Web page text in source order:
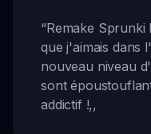
“Remake
que j'aimais dans
nouveau niveau
sont
addictif !,,